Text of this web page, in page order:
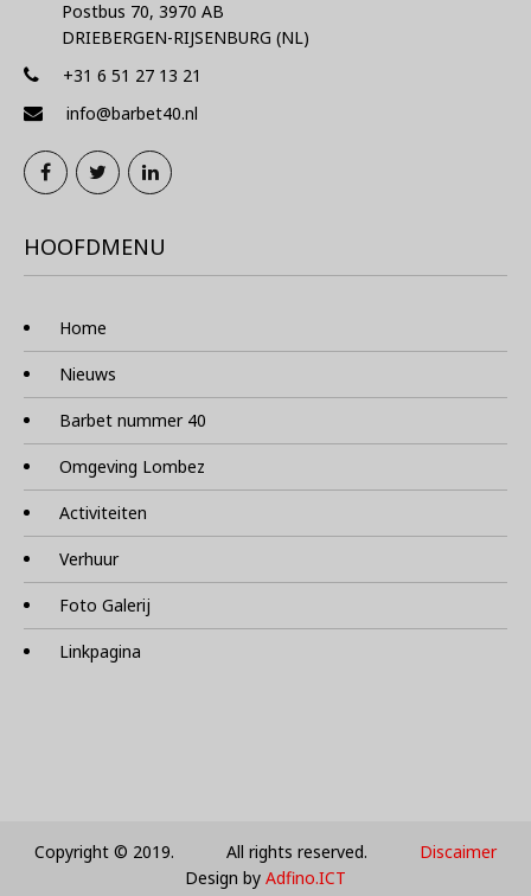
Postbus 70, 3970 AB
DRIEBERGEN-RIJSENBURG (NL)
+31 6 51 27 13 21
info@barbet40.nl
HOOFDMENU
Home
Nieuws
Barbet nummer 40
Omgeving Lombez
Activiteiten
Verhuur
Foto Galerij
Linkpagina
Copyright © 2019. All rights reserved. Discaimer
Design by Adfino.ICT